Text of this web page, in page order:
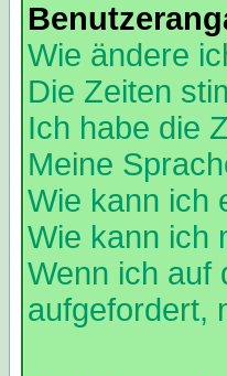
Wie ändere
Die Zeiten
Ich habe die
Meine
Wie kann ich
Wie kann ich
Wenn ich auf
aufgefordert,